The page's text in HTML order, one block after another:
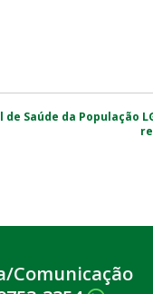
Saúde da População
Comunicação